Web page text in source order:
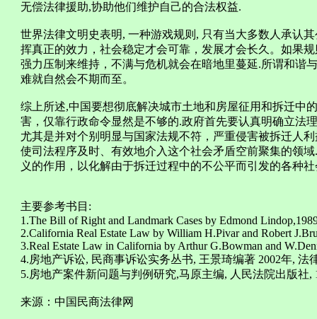
无偿法律援助,协助他们维护自己的合法权益.
世界法律文明史表明, 一种游戏规则, 只有当大多数人承认
挥真正的效力，社会稳定才会可靠，发展才会长久。如果
强力压制来维持，不满与危机就会在暗地里蔓延.所谓和谐
难就自然会不期而至。
综上所述,中国要想彻底解决城市土地和房屋征用和拆迁中
害，仅靠行政命令显然是不够的.政府首先要认真明确立法
尤其是并对个别明显与国家法规不符，严重侵害被拆迁人
使司法程序及时、有效地介入这个社会矛盾空前聚集的领
义的作用，以化解由于拆迁过程中的不公平而引发的各种
主要参考书目:
1.The Bill of Right and Landmark Cases by Edmond
2.California Real Estate Law by William H.Pivar and Robert
3.Real Estate Law in California by Arthur G.Bowman and
4.房地产诉讼, 民商事诉讼实务丛书, 王景琦编著 2002年, 法
5.房地产案件新问题与判例研究,马原主编, 人民法院出版社,
来源：中国民商法律网